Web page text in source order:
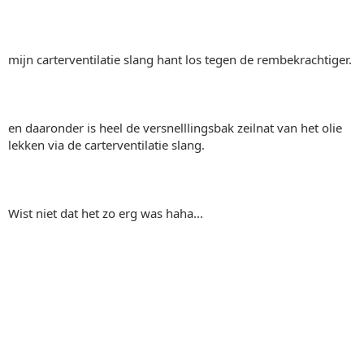
mijn carterventilatie slang hant los tegen de rembekrachtiger.
en daaronder is heel de versnelllingsbak zeilnat van het olie
lekken via de carterventilatie slang.
Wist niet dat het zo erg was haha...